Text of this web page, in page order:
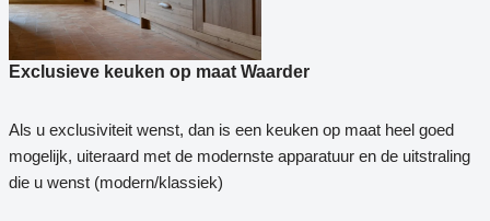
Exclusieve keuken op maat Waarder
Als u exclusiviteit wenst, dan is een keuken op maat heel goed
mogelijk, uiteraard met de modernste apparatuur en de uitstraling
die u wenst (modern/klassiek)